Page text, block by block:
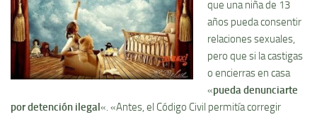
que una niña de 13
años pueda consentir
relaciones sexuales,
pero que si la castigas
o encierras en casa
«pueda denunciarte
por detención ilegal«. «Antes, el Código Civil permití­a corregir